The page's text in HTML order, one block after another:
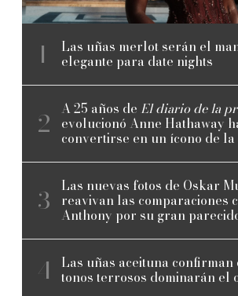
Las uñas merlot serán el
elegante para date nights
A 25 años de El diario de la
evolucionó Anne Hathaway
convertirse en un ícono de la
Las nuevas fotos de Oskar
reavivan las comparaciones
Anthony por su gran
Las uñas aceituna confirman
tonos terrosos dominarán el